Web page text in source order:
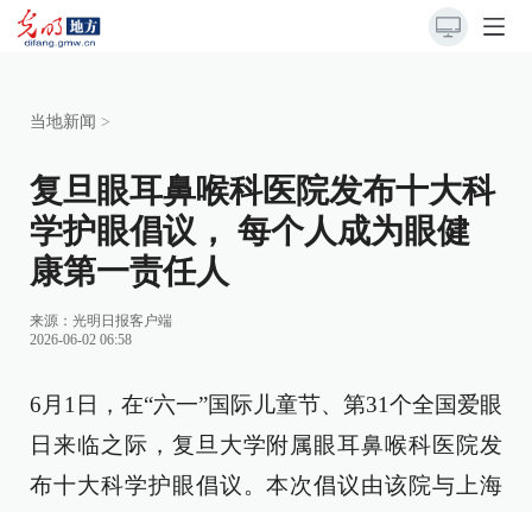
当地新闻 >
复旦眼耳鼻喉科医院发布十大科
学护眼倡议， 每个人成为眼健
康第一责任人
来源： 光明日报客户端
2026-06-02 06:58
6月1日，在“六一”国际儿童节、第31个全国爱眼
日来临之际，复旦大学附属眼耳鼻喉科医院发
布十大科学护眼倡议。本次倡议由该院与上海